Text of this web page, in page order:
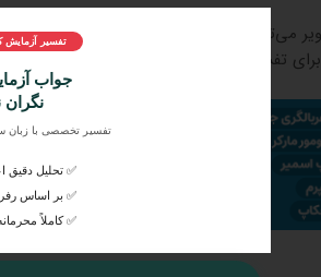
برای تفسیر جواب پاتولوژی و دانستن وضعیت
تفسیر آزمایش کمتر
جواب
تفسیر تخصصی با زبان
✅ تحلیل دقیق
✅ بر اساس
✅ کاملاً